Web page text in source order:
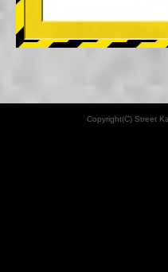
Copyright(C) Street